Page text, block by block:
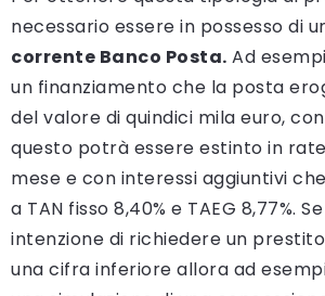
necessario essere in possesso di
corrente Banco Posta. Ad
un finanziamento che la posta
del valore di quindici mila euro,
questo potrà essere estinto in
mese e con interessi aggiuntivi
a TAN fisso 8,40% e TAEG 8,77%.
intenzione di richiedere un
una cifra inferiore allora ad